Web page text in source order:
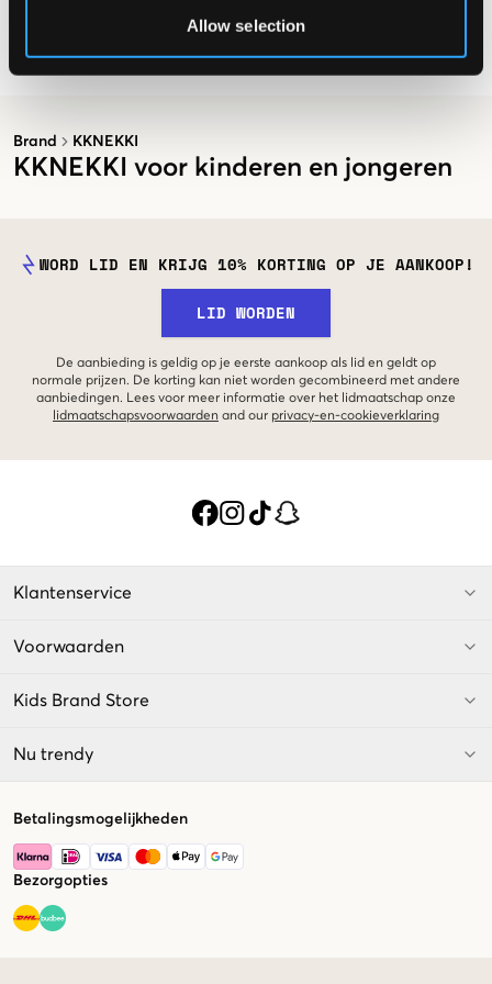
Allow selection
Brand KKNEKKI
KKNEKKI voor kinderen en jongeren
3 €
WORD LID EN KRIJG 10% KORTING OP JE AANKOOP!
LID WORDEN
De aanbieding is geldig op je eerste aankoop als lid en geldt op
normale prijzen. De korting kan niet worden gecombineerd met andere
aanbiedingen. Lees voor meer informatie over het lidmaatschap onze
lidmaatschapsvoorwaarden and our privacy-en-cookieverklaring
Klantenservice
Voorwaarden
Kids Brand Store
Nu trendy
Betalingsmogelijkheden
Bezorgopties